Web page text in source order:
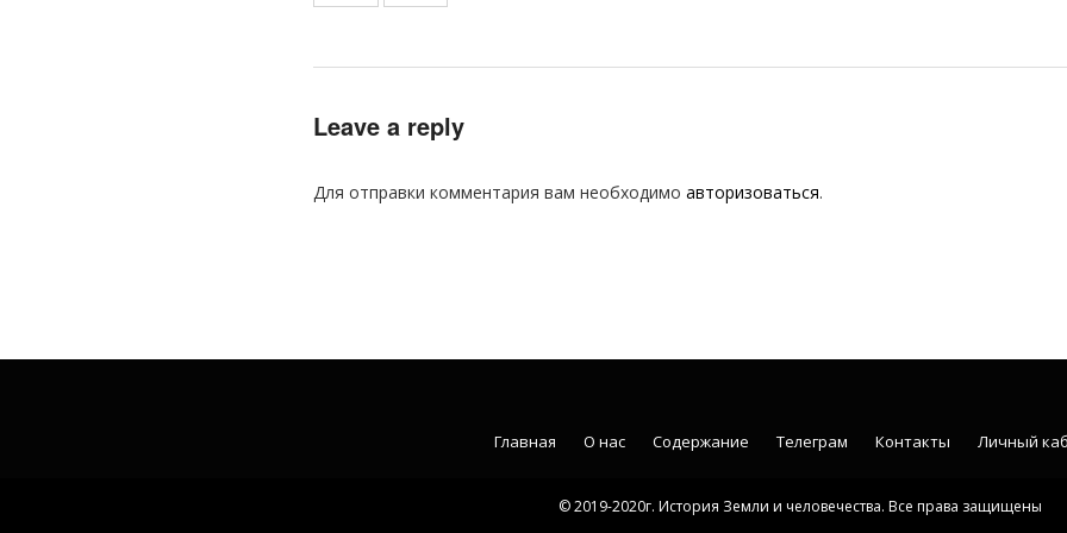
Leave a reply
Для отправки комментария вам необходимо авторизоваться.
© 2019-2020г. История Земли и человечества. Все права защищены
Главная О нас Содержание Телеграм Контакты Личный